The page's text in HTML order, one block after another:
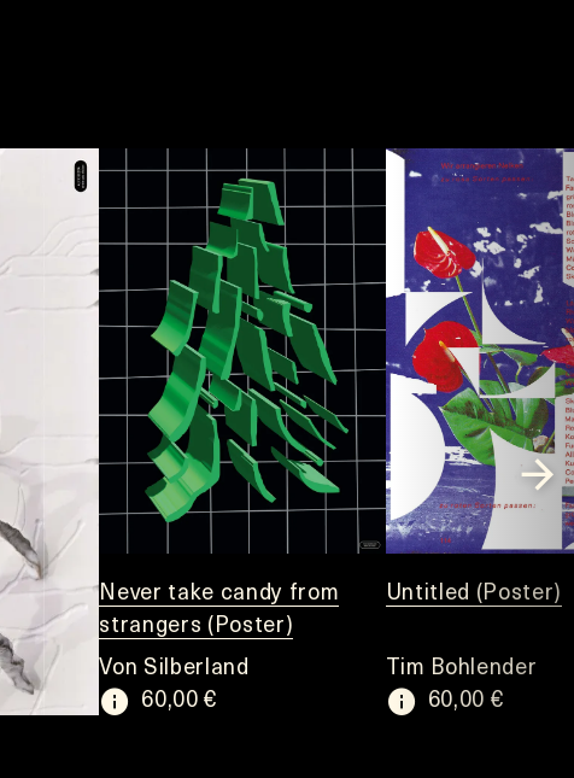
Never take candy from
strangers (Poster)
Von Silberland
60,00 €
Untitled (Poster)
Tim Bohlender
60,00 €